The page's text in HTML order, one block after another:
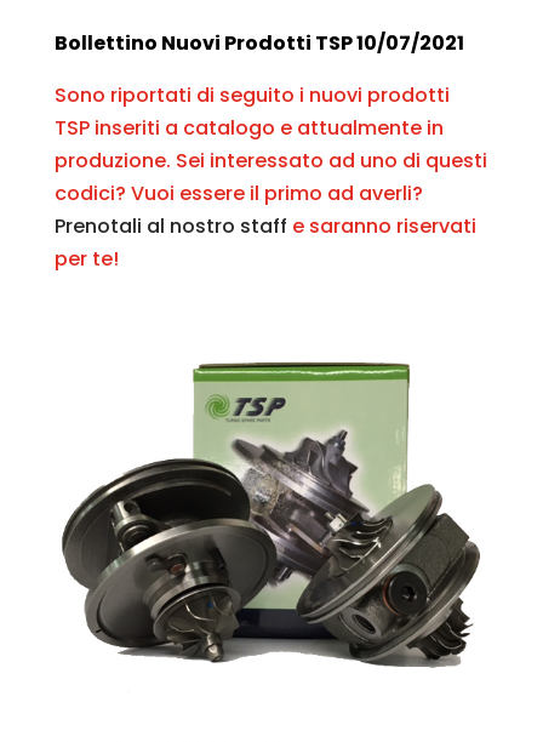
Bollettino Nuovi Prodotti TSP 10/07/2021
Sono riportati di seguito i nuovi prodotti
TSP inseriti a catalogo e attualmente in
produzione. Sei interessato ad uno di questi
codici? Vuoi essere il primo ad averli?
Prenotali al nostro staff e saranno riservati
per te!